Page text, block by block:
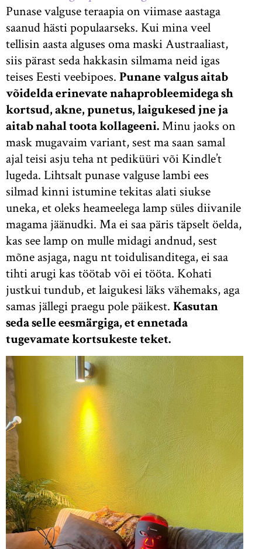
Punase valguse teraapia on viimase aastaga
saanud hästi populaarseks. Kui mina veel
tellisin aasta alguses oma maski Austraaliast,
siis pärast seda hakkasin silmama neid igas
teises Eesti veebipoes. Punane valgus aitab
võidelda erinevate nahaprobleemidega sh
kortsud, akne, punetus, laigukesed jne ja
aitab nahal toota kollageeni.Minu jaoks on
mask mugavaim variant, sest ma saan samal
ajal teisi asju teha nt pediküüri või Kindle’t
lugeda. Lihtsalt punase valguse lambi ees
silmad kinni istumine tekitas alati siukse
uneka, et oleks heameelega lamp süles diivanile
magama jäänudki. Ma ei saa päris täpselt öelda,
kas see lamp on mulle midagi andnud, sest
mõne asjaga, nagu nt toidulisanditega, ei saa
tihti arugi kas töötab või ei tööta. Kohati
justkui tundub, et laigukesi läks vähemaks, aga
samas jällegi praegu pole päikest. Kasutan
seda selle eesmärgiga, et ennetada
tugevamate kortsukeste teket.